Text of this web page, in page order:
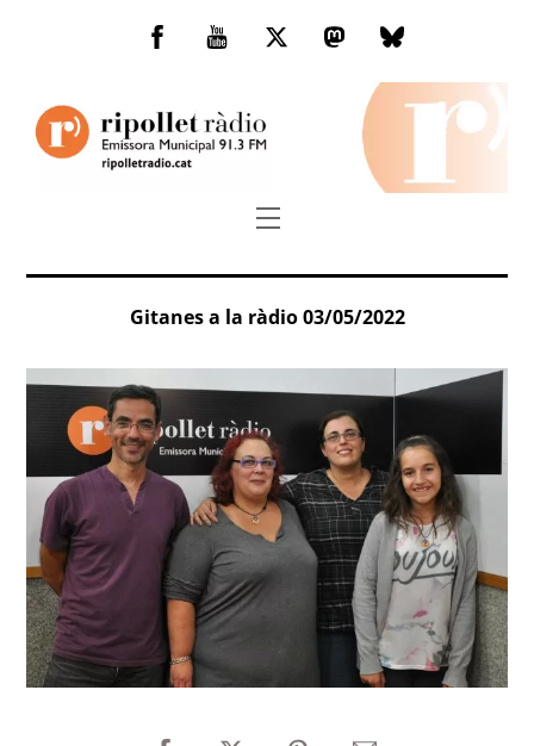
Facebook
You
TwitterMastodonBluesky
Menu
Gitanes a la ràdio 03/05/2022